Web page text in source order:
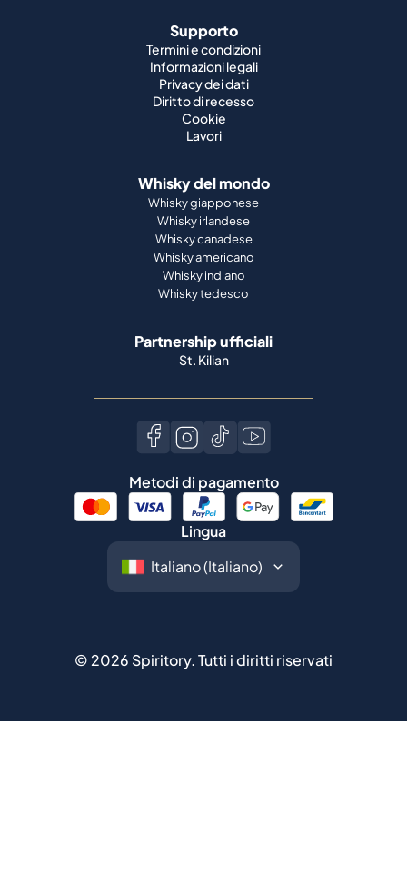
Supporto
Termini e condizioni
Informazioni legali
Privacy dei dati
Diritto di recesso
Cookie
Lavori
Whisky del mondo
Whisky giapponese
Whisky irlandese
Whisky canadese
Whisky americano
Whisky indiano
Whisky tedesco
Partnership ufficiali
St. Kilian
Metodi di pagamento
Lingua
© 2026 Spiritory.Tutti i diritti riservati